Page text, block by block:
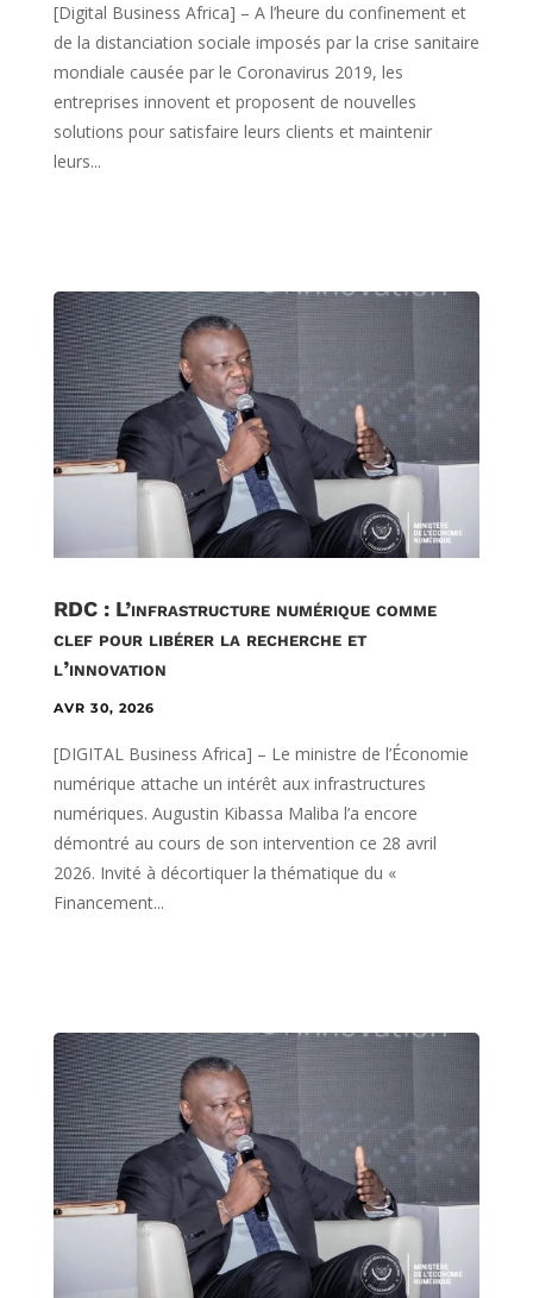
[Digital Business Africa] – A l’heure du confinement et
de la distanciation sociale imposés par la crise sanitaire
mondiale causée par le Coronavirus 2019, les
entreprises innovent et proposent de nouvelles
solutions pour satisfaire leurs clients et maintenir
leurs...
RDC : L’infrastructure numérique comme
clef pour libérer la recherche et
l’innovation
AVR 30, 2026
[DIGITAL Business Africa] – Le ministre de l’Économie
numérique attache un intérêt aux infrastructures
numériques. Augustin Kibassa Maliba l’a encore
démontré au cours de son intervention ce 28 avril
2026. Invité à décortiquer la thématique du «
Financement...